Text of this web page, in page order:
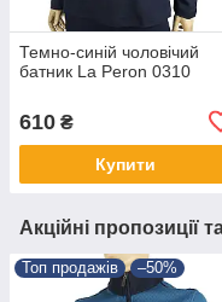
Темно-синій чоловічий
батник La Peron 0310
610 ₴
Купити
Акційні пропозиції
Топ продажів –50%